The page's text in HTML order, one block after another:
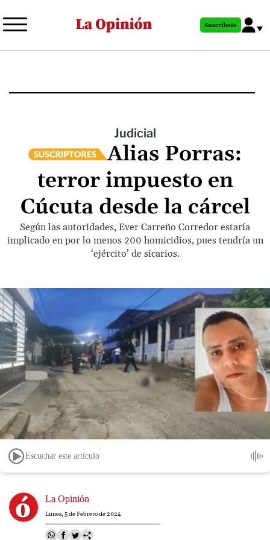
al
principal
Suscríbete
Judicial
Alias Porras:
terror impuesto en
Cúcuta desde la cárcel
Según las autoridades, Ever Carreño Corredor estaría
implicado en por lo menos 200 homicidios, pues tendría un
‘ejército’ de sicarios.
Escuchar este artículo
Image La Opinión
Lunes, 5 de Febrero de 2024